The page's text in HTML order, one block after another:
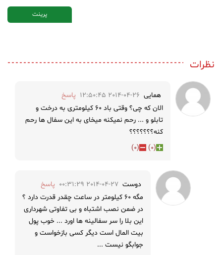
پرینت
نظرات
همایی 2014-04-26 12:50:45
پاسخ
الان که چی؟ وقتی باد 60 کیلومتری به درخت و
تابلو و ... رحم نمیکنه میخای به این سفال ها رحم
کنه؟؟؟؟؟؟؟
(
0
)
(
0
)
دوست 2014-04-27 00:31:29
پاسخ
مگه 60 کیلومتر در ساعت چقدر قدرت دارد ؟
در ضمن نصب اشتباه و بی تفاوتی شهرداری
این بلا را سر سفالینه ها اورد ... خوب پول
بیت المال است دیگر کسی بازخواست و
جوابگو نیست ...